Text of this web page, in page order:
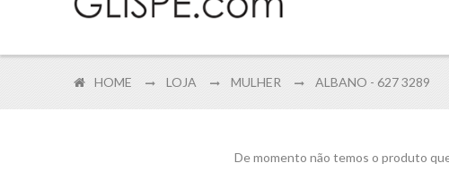
HOME LOJA MULHER ALBANO - 627 3289
De momento não temos o produto